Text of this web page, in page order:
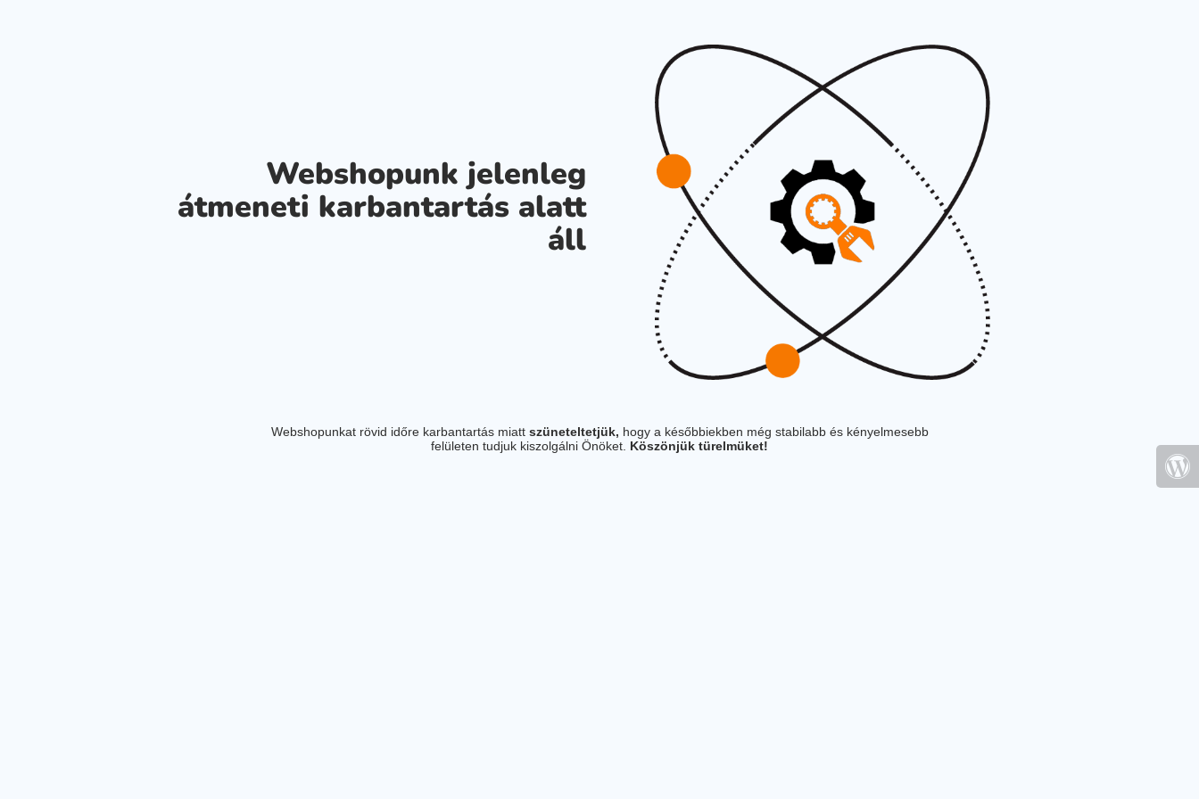
Webshopunk jelenleg
átmeneti karbantartás alatt
áll
Webshopunkat rövid időre karbantartás miatt szüneteltetjük, hogy a későbbiekben még stabilabb és kényelmesebb
felületen tudjuk kiszolgálni Önöket. Köszönjük türelmüket!